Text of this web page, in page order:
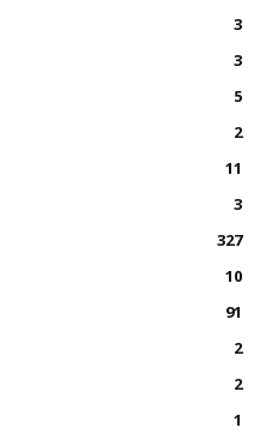
3
3
5
2
11
3
327
10
91
2
2
1